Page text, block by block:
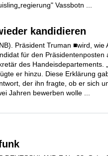
Vassbotn ...
kandidieren
Präsident Truman ■wird, wie
für den Präsidentenposten
des Handeisdepartements.
er hinzu. Diese Erklärung
der ihn fragte, ob er sich
Jahren bewerben wolle ...